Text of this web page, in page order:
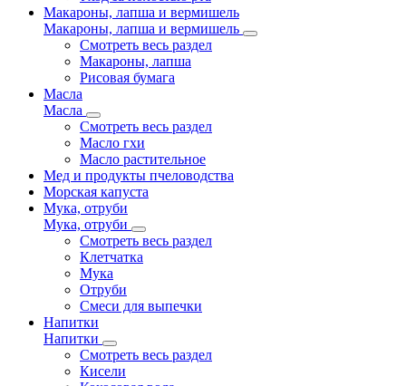
Макароны, лапша и вермишель
Макароны, лапша и вермишель
Смотреть весь раздел
Макароны, лапша
Рисовая бумага
Масла
Масла
Смотреть весь раздел
Масло гхи
Масло растительное
Мед и продукты пчеловодства
Морская капуста
Мука, отруби
Мука, отруби
Смотреть весь раздел
Клетчатка
Мука
Отруби
Смеси для выпечки
Напитки
Напитки
Смотреть весь раздел
Кисели